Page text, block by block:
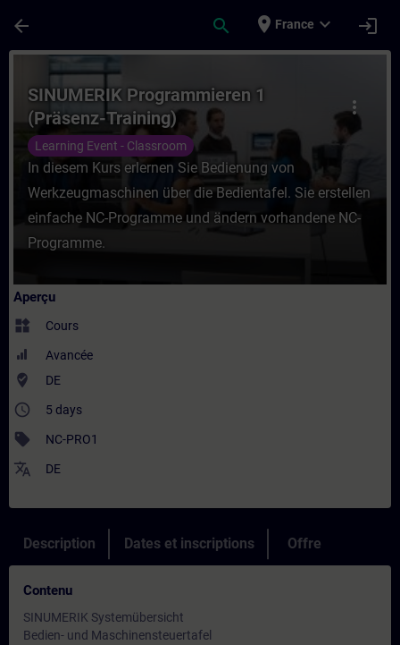
arrow_back search place France expand_more login
Cours - SINUMERIK Programmieren 1
more_vert
SINUMERIK Programmieren 1
(Präsenz-Training)
Learning Event - Classroom
In diesem Kurs erlernen Sie Bedienung von
Werkzeugmaschinen über die Bedientafel. Sie erstellen
einfache NC-Programme und ändern vorhandene NC-
Programme.
Aperçu
widgets Cours
Avancée
where_to_vote DE
access_time 5 days
sell NC-PRO1
translate DE
Description Dates et inscriptions Offre
Contenu
SINUMERIK Systemübersicht
Bedien- und Maschinensteuertafel